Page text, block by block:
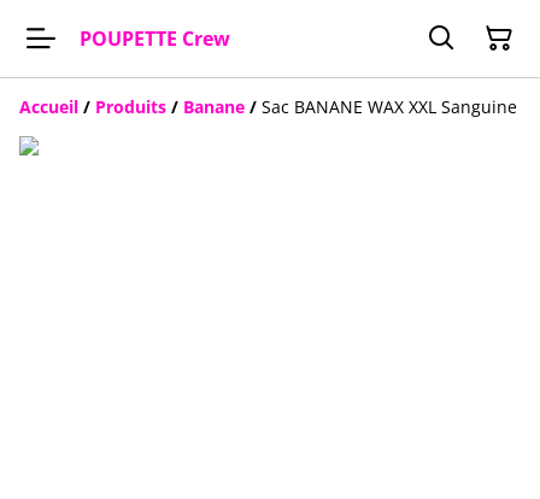
POUPETTE Crew
Accueil / Produits / Banane / Sac BANANE WAX XXL Sanguine